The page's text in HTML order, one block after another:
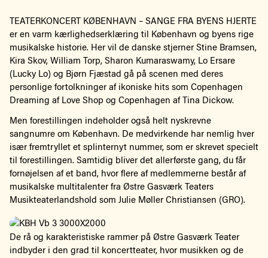
TEATERKONCERT KØBENHAVN – SANGE FRA BYENS HJERTE
er en varm kærlighedserklæring til København og byens rige
musikalske historie. Her vil de danske stjerner Stine Bramsen,
Kira Skov, William Torp, Sharon Kumaraswamy, Lo Ersare
(Lucky Lo) og Bjørn Fjæstad gå på scenen med deres
personlige fortolkninger af ikoniske hits som Copenhagen
Dreaming af Love Shop og Copenhagen af Tina Dickow.
Men forestillingen indeholder også helt nyskrevne
sangnumre om København. De medvirkende har nemlig hver
især fremtryllet et splinternyt nummer, som er skrevet specielt
til forestillingen. Samtidig bliver det allerførste gang, du får
fornøjelsen af et band, hvor flere af medlemmerne består af
musikalske multitalenter fra Østre Gasværk Teaters
Musikteaterlandshold som Julie Møller Christiansen (GRO).
De rå og karakteristiske rammer på Østre Gasværk Teater
indbyder i den grad til koncertteater, hvor musikken og de